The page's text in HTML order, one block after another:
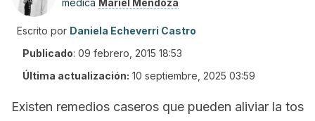
médica Mariel Mendoza
Escrito por Daniela Echeverri Castro
Publicado: 09 febrero, 2015 18:53
Última actualización: 10 septiembre, 2025 03:59
Existen remedios caseros que pueden aliviar la tos